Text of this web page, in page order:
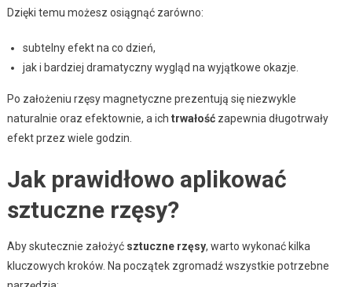
Dzięki temu możesz osiągnąć zarówno:
subtelny efekt na co dzień,
jak i bardziej dramatyczny wygląd na wyjątkowe okazje.
Po założeniu rzęsy magnetyczne prezentują się niezwykle
naturalnie oraz efektownie, a ich trwałośćzapewnia długotrwały
efekt przez wiele godzin.
Jak prawidłowo aplikować
sztuczne rzęsy?
Aby skutecznie założyć sztuczne rzęsy, warto wykonać kilka
kluczowych kroków. Na początek zgromadź wszystkie potrzebne